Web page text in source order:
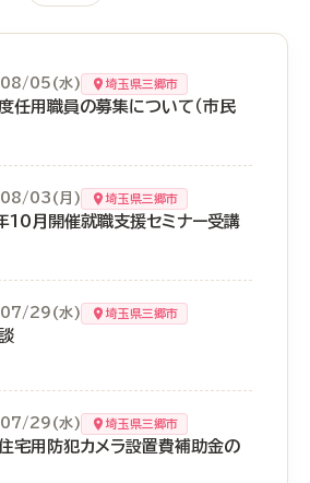
05(水) 埼玉県三郷市
任用職員の募集について（市民
03(月) 埼玉県三郷市
10月開催就職支援セミナー受講
29(水) 埼玉県三郷市
29(水) 埼玉県三郷市
宅用防犯カメラ設置費補助金の